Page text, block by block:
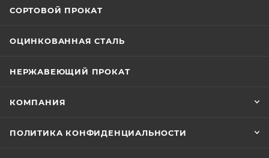
СОРТОВОЙ ПРОКАТ
ОЦИНКОВАННАЯ СТАЛЬ
НЕРЖАВЕЮЩИЙ ПРОКАТ
КОМПАНИЯ
ПОЛИТИКА КОНФИДЕНЦИАЛЬНОСТИ